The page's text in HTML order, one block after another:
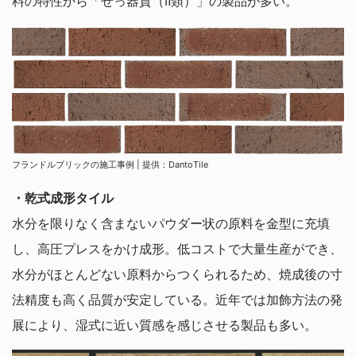
フランドルブリックの施工事例 | 提供：DantoTile
・乾式成形タイル
水分を限りなく含まないパウダー状の原料を金型に充填
し、高圧プレスをかけ成形。低コストで大量生産ができ、
水分がほとんどない原料からつくられるため、焼成後の寸
法精度も高く品質が安定している。近年では加飾方法の発
展により、湿式に近い質感を感じさせる製品も多い。